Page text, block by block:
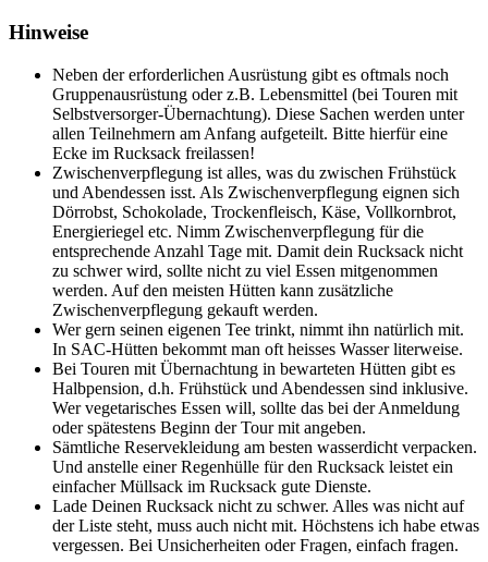
Hinweise
Neben der erforderlichen Ausrüstung gibt es oftmals noch
Gruppenausrüstung oder z.B. Lebensmittel (bei Touren mit
Selbstversorger-Übernachtung). Diese Sachen werden unter
allen Teilnehmern am Anfang aufgeteilt. Bitte hierfür eine
Ecke im Rucksack freilassen!
Zwischenverpflegung ist alles, was du zwischen Frühstück
und Abendessen isst. Als Zwischenverpflegung eignen sich
Dörrobst, Schokolade, Trockenfleisch, Käse, Vollkornbrot,
Energieriegel etc. Nimm Zwischenverpflegung für die
entsprechende Anzahl Tage mit. Damit dein Rucksack nicht
zu schwer wird, sollte nicht zu viel Essen mitgenommen
werden. Auf den meisten Hütten kann zusätzliche
Zwischenverpflegung gekauft werden.
Wer gern seinen eigenen Tee trinkt, nimmt ihn natürlich mit.
In SAC-Hütten bekommt man oft heisses Wasser literweise.
Bei Touren mit Übernachtung in bewarteten Hütten gibt es
Halbpension, d.h. Frühstück und Abendessen sind inklusive.
Wer vegetarisches Essen will, sollte das bei der Anmeldung
oder spätestens Beginn der Tour mit angeben.
Sämtliche Reservekleidung am besten wasserdicht verpacken.
Und anstelle einer Regenhülle für den Rucksack leistet ein
einfacher Müllsack im Rucksack gute Dienste.
Lade Deinen Rucksack nicht zu schwer. Alles was nicht auf
der Liste steht, muss auch nicht mit. Höchstens ich habe etwas
vergessen. Bei Unsicherheiten oder Fragen, einfach fragen.